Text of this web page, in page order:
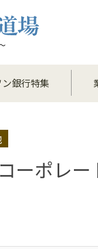
銀行特集
ーポレー